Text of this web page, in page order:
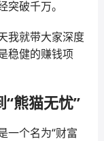
破千万。
我就带大家深度
稳健的赚钱项
“熊猫无忧”
一个名为“财富